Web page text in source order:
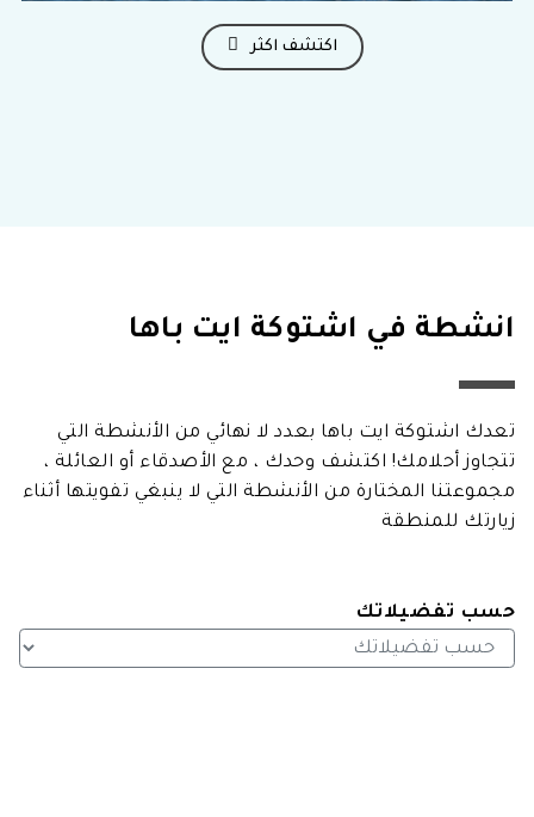
اكتشف اكثر
انشطة في اشتوكة ايت باها
تعدك اشتوكة ايت باها بعدد لا نهائي من الأنشطة التي
تتجاوز أحلامك! اكتشف وحدك ، مع الأصدقاء أو العائلة ،
مجموعتنا المختارة من الأنشطة التي لا ينبغي تفويتها أثناء
زيارتك للمنطقة
حسب تفضيلاتك